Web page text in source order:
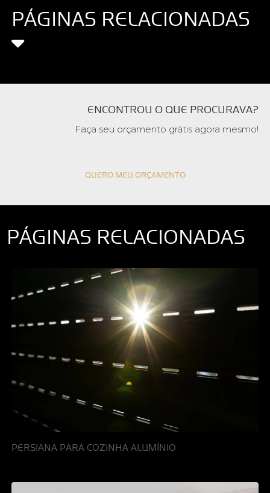
PÁGINAS RELACIONADAS
ENCONTROU O QUE PROCURAVA?
Faça seu orçamento grátis agora mesmo!
QUERO MEU ORÇAMENTO
PÁGINAS RELACIONADAS
PERSIANA PARA COZINHA ALUMÍNIO